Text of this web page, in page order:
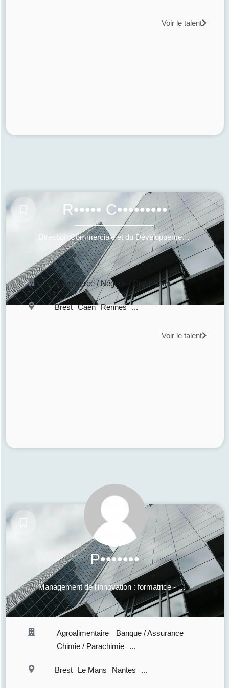
Voir le talent
R••••• C•••••••••
Direction Commerciale et du Développement des Ventes
Commerce / Négoce / Distribution
Brest Caen Rennes ...
Voir le talent
P•••••••
Management de l'innovation : formatrice - Manager - Coach
Agroalimentaire
Banque / Assurance
Chimie / Parachimie
...
Brest Le Mans Nantes ...